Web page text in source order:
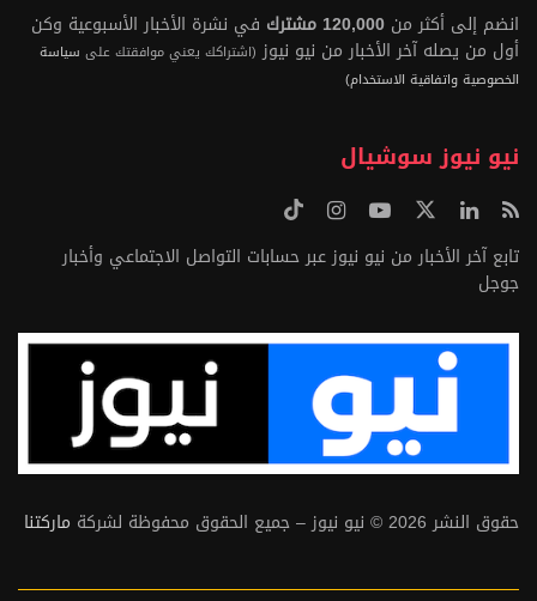
انضم إلى أكثر من 120,000 مشترك
في نشرة الأخبار الأسبوعية وكن
أول من يصله آخر الأخبار من نيو نيوز (اشتراكك يعني موافقتك على سياسة
الخصوصية واتفاقية الاستخدام)
نيو نيوز سوشيال
تابع آخر الأخبار من نيو نيوز عبر حسابات التواصل الاجتماعي وأخبار
جوجل
حقوق النشر 2026 © نيو نيوز – جميع الحقوق محفوظة لشركة ماركتنا